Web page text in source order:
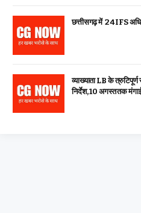
छत्तीसगढ़ में 24 IFS
व्याख्याता LB के
निर्देश, 10 अगस्त तक